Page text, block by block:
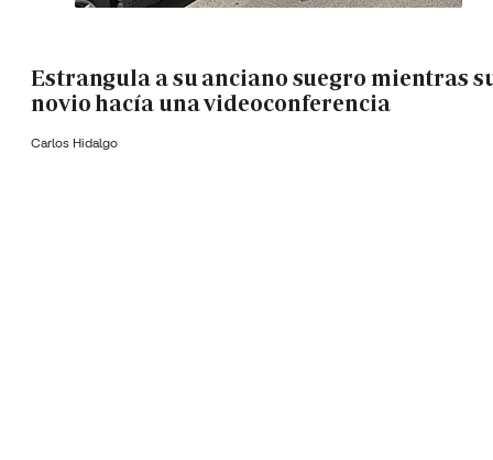
Estrangula a su anciano suegro mientras
novio hacía una videoconferencia
Carlos Hidalgo